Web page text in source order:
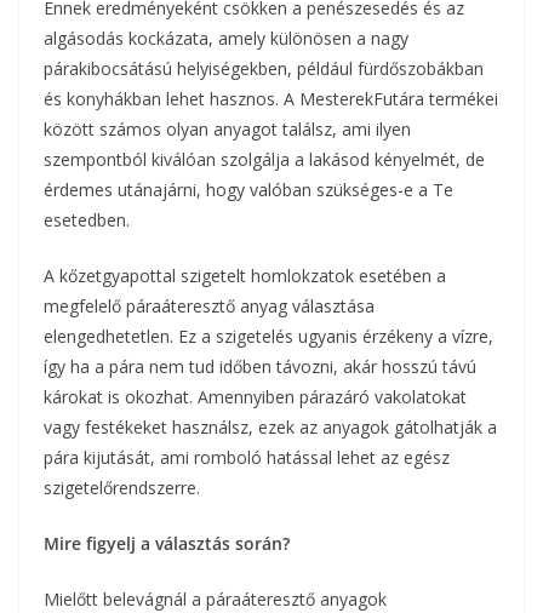
Ennek eredményeként csökken a penészesedés és az
algásodás kockázata, amely különösen a nagy
párakibocsátású helyiségekben, például fürdőszobákban
és konyhákban lehet hasznos. A MesterekFutára termékei
között számos olyan anyagot találsz, ami ilyen
szempontból kiválóan szolgálja a lakásod kényelmét, de
érdemes utánajárni, hogy valóban szükséges-e a Te
esetedben.
A kőzetgyapottal szigetelt homlokzatok esetében a
megfelelő páraáteresztő anyag választása
elengedhetetlen. Ez a szigetelés ugyanis érzékeny a vízre,
így ha a pára nem tud időben távozni, akár hosszú távú
károkat is okozhat. Amennyiben párazáró vakolatokat
vagy festékeket használsz, ezek az anyagok gátolhatják a
pára kijutását, ami romboló hatással lehet az egész
szigetelőrendszerre.
Mire figyelj a választás során?
Mielőtt belevágnál a páraáteresztő anyagok